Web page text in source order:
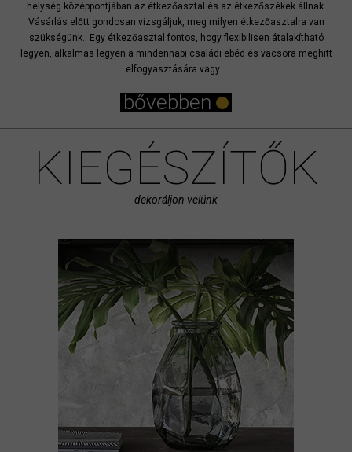
helység középpontjában az étkezőasztal és az étkezőszékek állnak.
Vásárlás előtt gondosan vizsgáljuk, meg milyen étkezőasztalra van
szükségünk. Egy étkezőasztal fontos, hogy flexibilisen átalakítható
legyen, alkalmas legyen a mindennapi családi ebéd és vacsora meghitt
elfogyasztására vagy...
bővebben
KIEGÉSZÍTŐK
dekoráljon velünk